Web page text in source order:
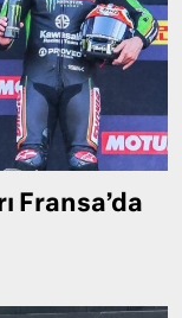
Fransa’da